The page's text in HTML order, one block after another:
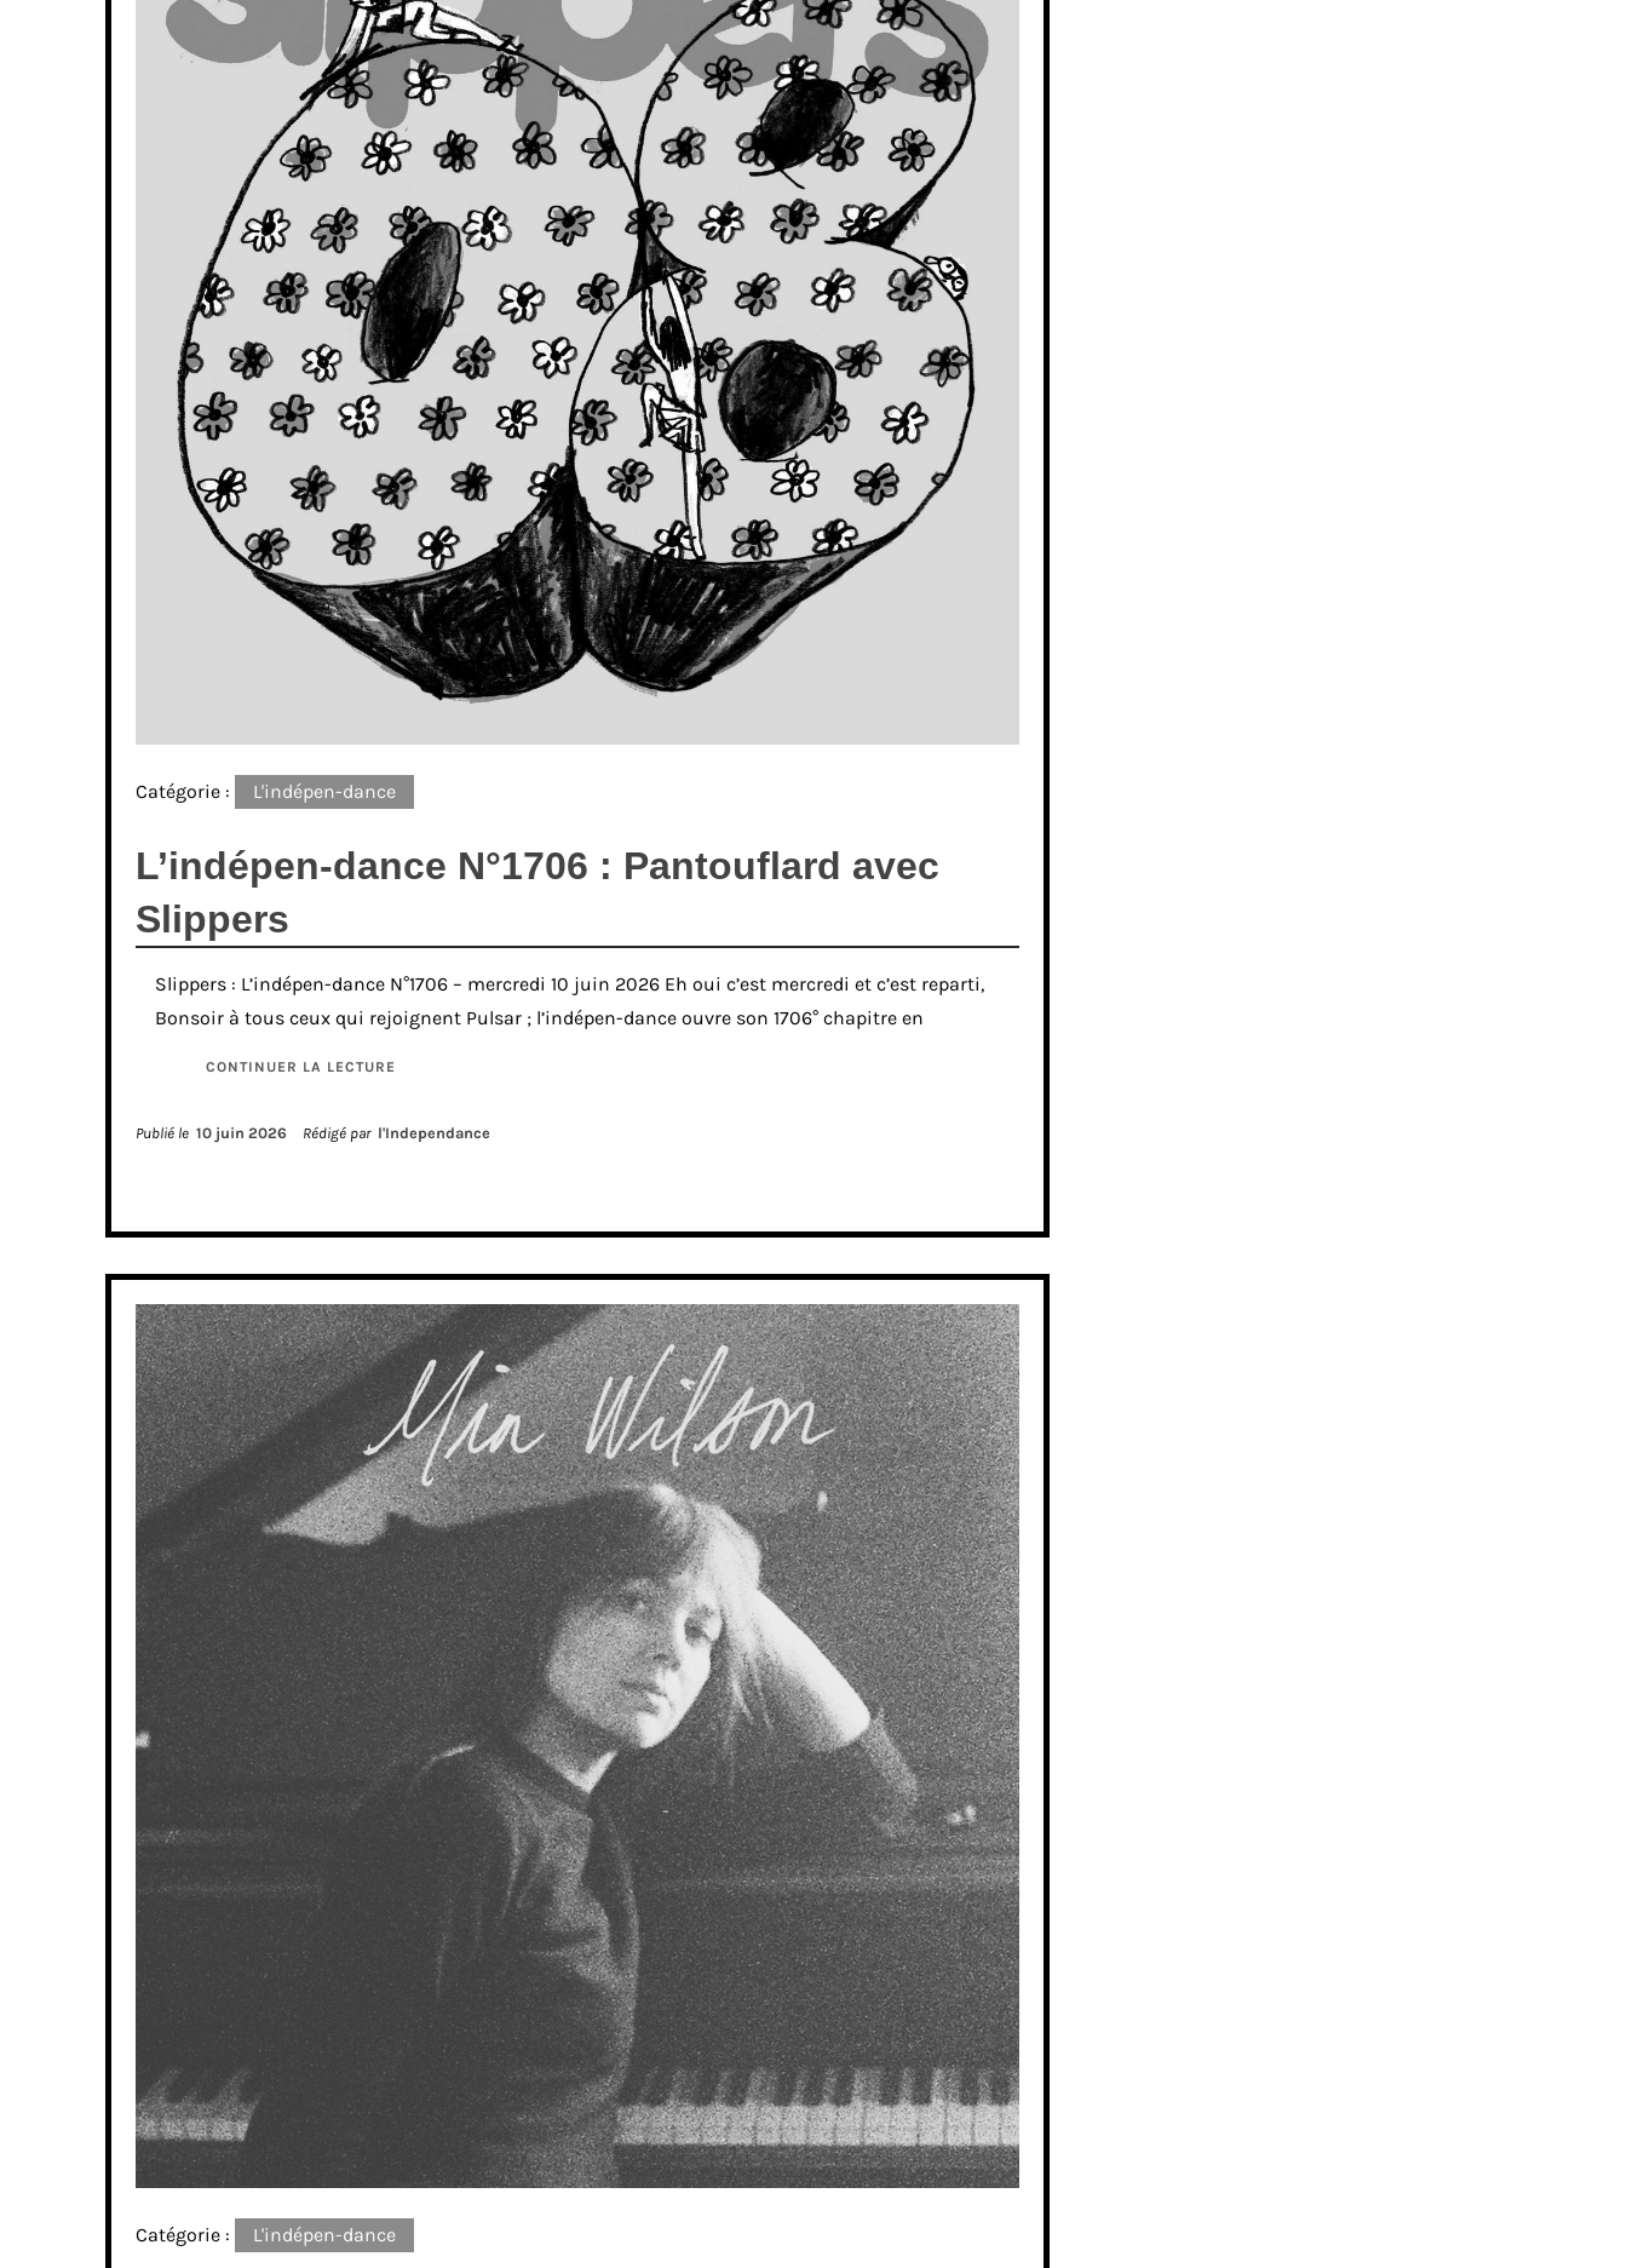
Catégorie : L'indépen-dance
L’indépen-dance N°1706 : Pantouflard avec
Slippers
Slippers : L’indépen-dance N°1706 – mercredi 10 juin 2026 Eh oui c’est mercredi et c’est reparti,
Bonsoir à tous ceux qui rejoignent Pulsar ; l’indépen-dance ouvre son 1706° chapitre en
CONTINUER LA LECTURE
Publié le 10 juin 2026 Rédigé par l'Independance
Catégorie : L'indépen-dance